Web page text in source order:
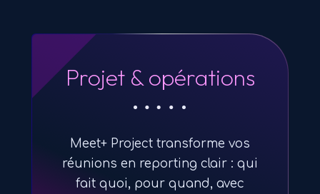
Projet & opérations
Meet+ Project transforme vos
réunions en reporting clair : qui
fait quoi, pour quand, avec